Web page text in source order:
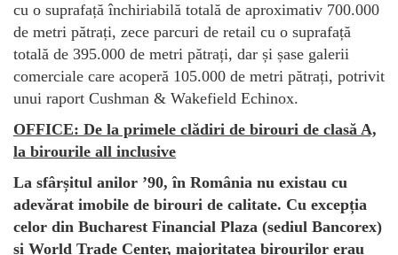
cu o suprafață închiriabilă totală de aproximativ 700.000
de metri pătrați, zece parcuri de retail cu o suprafață
totală de 395.000 de metri pătrați, dar și șase galerii
comerciale care acoperă 105.000 de metri pătrați, potrivit
unui raport Cushman & Wakefield Echinox.
OFFICE: De la primele clădiri de birouri de clasă A,
la birourile all inclusive
La sfârșitul anilor ’90, în România nu existau cu
adevărat imobile de birouri de calitate. Cu excepția
celor din Bucharest Financial Plaza (sediul Bancorex)
și World Trade Center, majoritatea birourilor erau